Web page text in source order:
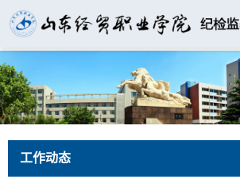
工作动态